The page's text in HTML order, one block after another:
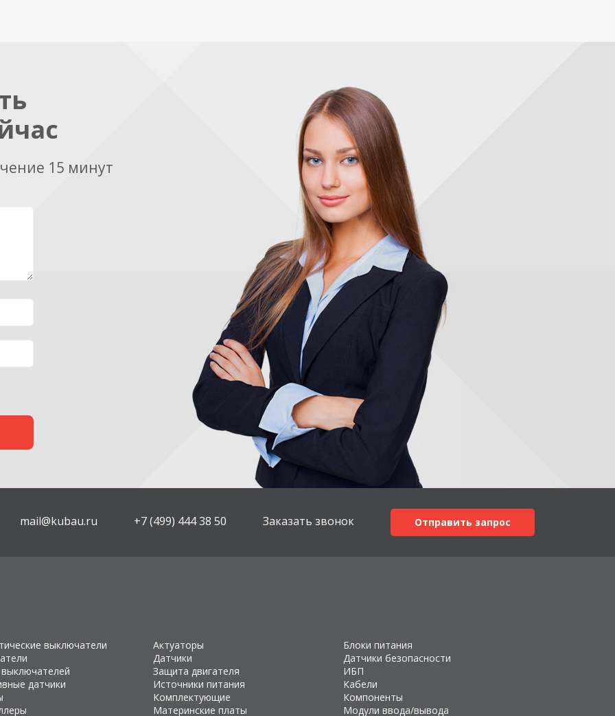
15 минут
mail@kubau.ru +7 (499) 444 38 50 Заказать звонок Отправить запрос
выключатели Актуаторы
Блоки питания
Датчики
Датчики безопасности
Защита двигателя
ИБП
датчики Источники питания
Кабели
Комплектующие
Компоненты
Материнские платы Модули ввода/вывода